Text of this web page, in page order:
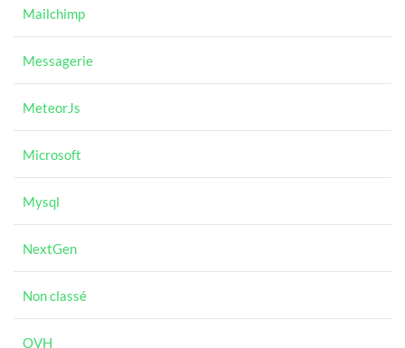
Mailchimp
Messagerie
MeteorJs
Microsoft
Mysql
NextGen
Non classé
OVH